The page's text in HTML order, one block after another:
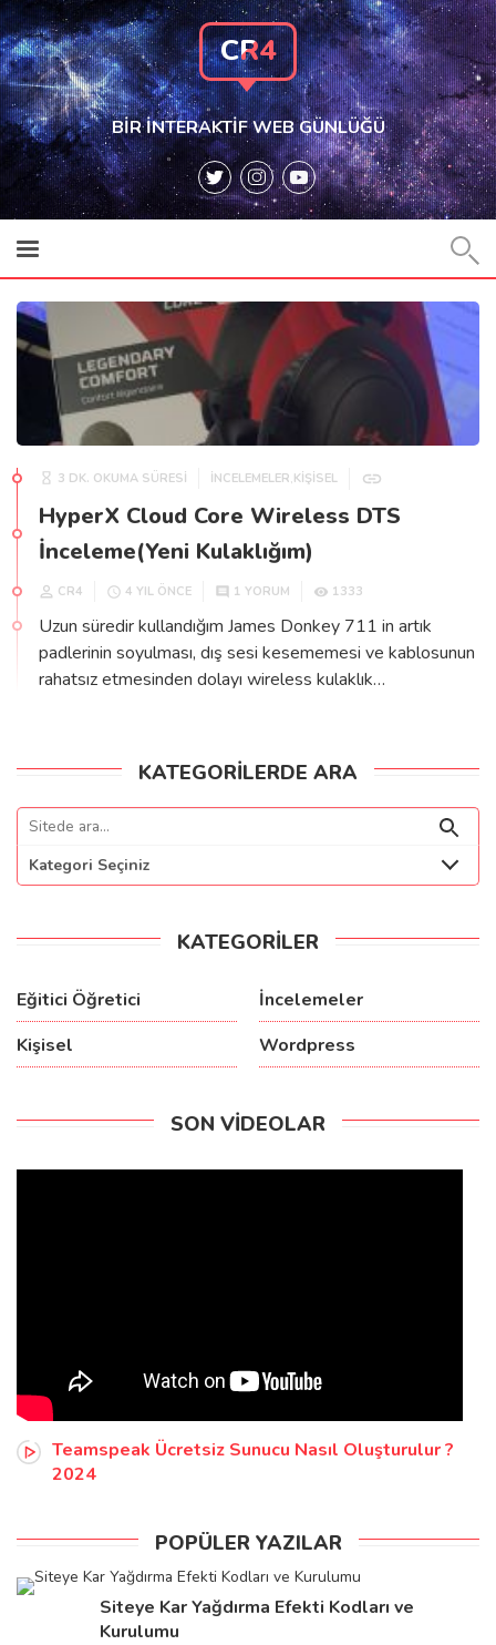
CR4
BIR İNTERAKTIF WEB GÜNLÜĞÜ
3 DK. OKUMA SÜRESİ İNCELEMELER,KIŞISEL
HyperX Cloud Core Wireless DTS
İnceleme(Yeni Kulaklığım)
CR4 4 YIL ÖNCE 1 YORUM 1333
Uzun süredir kullandığım James Donkey 711 in artık
padlerinin soyulması, dış sesi kesememesi ve kablosunun
rahatsız etmesinden dolayı wireless kulaklık…
KATEGORILERDE ARA
Kategori Seçiniz
KATEGORILER
Eğitici Öğretici
İncelemeler
Kişisel
Wordpress
SON VIDEOLAR
Teamspeak Ücretsiz Sunucu Nasıl Oluşturulur ?
2024
POPÜLER YAZILAR
Siteye Kar Yağdırma Efekti Kodları ve
Kurulumu